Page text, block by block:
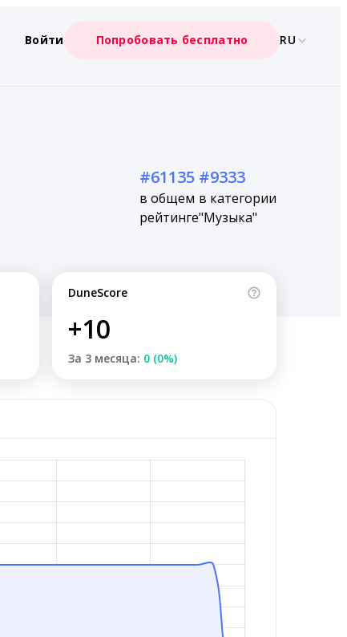
Войти Попробовать бесплатно RU
#61135
в общем
рейтинге
#9333
в категории
"Музыка"
DuneScore
+10
За 3 месяца: 0 (0%)